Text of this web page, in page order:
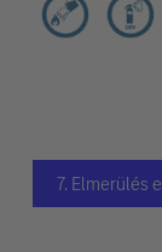
7. Elmerülés